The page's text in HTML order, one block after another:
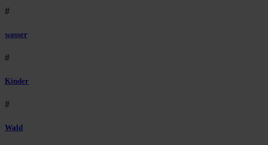
#
wasser
#
Kinder
#
Wald